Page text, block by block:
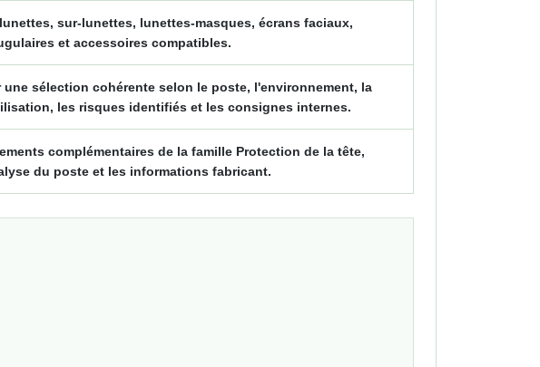
sur-lunettes, lunettes-masques, écrans faciaux,
et accessoires compatibles.
une sélection cohérente selon le poste, l'environnement, la
les risques identifiés et les consignes internes.
complémentaires de la famille Protection de la tête,
du poste et les informations fabricant.